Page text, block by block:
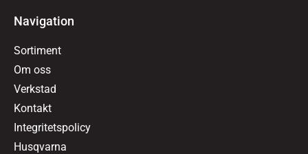
Navigation
Sortiment
Om oss
Verkstad
Kontakt
Integritetspolicy
Husqvarna